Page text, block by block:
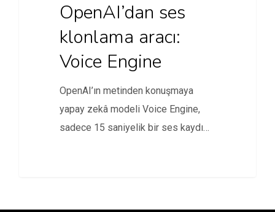
OpenAI’dan ses
klonlama aracı:
Voice Engine
OpenAI’ın metinden konuşmaya
yapay zekâ modeli Voice Engine,
sadece 15 saniyelik bir ses kaydı